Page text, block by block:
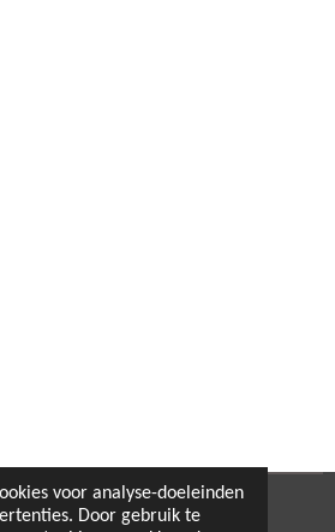
voor analyse-doeleinden
Door gebruik te